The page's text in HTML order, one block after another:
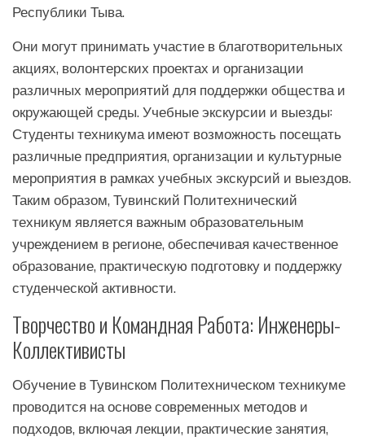
Республики Тыва.
Они могут принимать участие в благотворительных
акциях, волонтерских проектах и организации
различных мероприятий для поддержки общества и
окружающей среды. Учебные экскурсии и выезды:
Студенты техникума имеют возможность посещать
различные предприятия, организации и культурные
мероприятия в рамках учебных экскурсий и выездов.
Таким образом, Тувинский Политехнический
техникум является важным образовательным
учреждением в регионе, обеспечивая качественное
образование, практическую подготовку и поддержку
студенческой активности.
Творчество и Командная Работа: Инженеры-
Коллективисты
Обучение в Тувинском Политехническом техникуме
проводится на основе современных методов и
подходов, включая лекции, практические занятия,